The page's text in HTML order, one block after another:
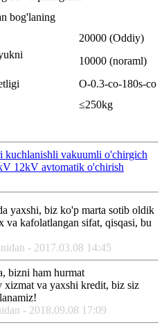
bog'laning
20000 (Oddiy)
10000 (noraml)
O-0.3-co-180s-co
≤250kg
kuchlanishli vakuumli o'chirgich
12kV avtomatik o'chirish
yaxshi, biz ko'p marta sotib oldik
kafolatlangan sifat, qisqasi, bu
- 2017.03.08 14:45
bizni ham hurmat
va yaxshi kredit, biz siz
- 2018.09.08 17:09